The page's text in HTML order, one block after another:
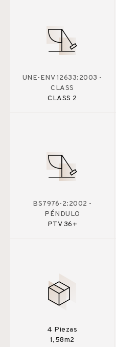
UNE-ENV 12633:2003 -
CLASS
CLASS 2
BS7976-2:2002 -
PÉNDULO
PTV 36+
4 Piezas
1,58m2